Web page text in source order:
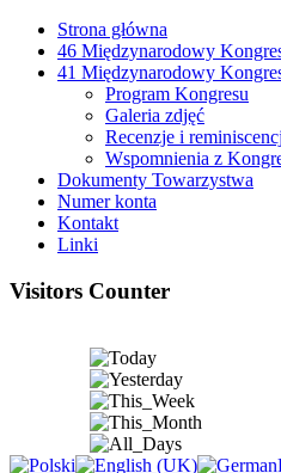
Strona główna
46 Międzynarodowy
41 Międzynarodowy
Program Kongresu
Galeria zdjęć
Recenzje i
Wspomnienia z
Dokumenty Towarzystwa
Numer konta
Kontakt
Linki
Visitors Counter